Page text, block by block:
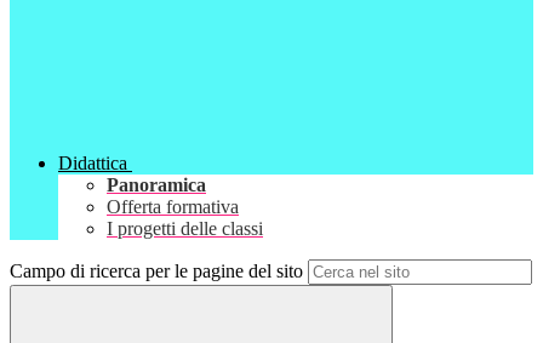
Didattica
Panoramica
Offerta formativa
I progetti delle classi
Campo di ricerca per le pagine del sito